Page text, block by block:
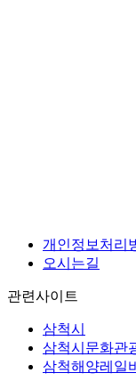
개인정보처리
오시는길
관련사이트
삼척시
삼척시문화관
삼척해양레일